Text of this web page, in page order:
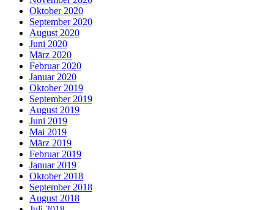
Oktober 2020
September 2020
August 2020
Juni 2020
März 2020
Februar 2020
Januar 2020
Oktober 2019
September 2019
August 2019
Juni 2019
Mai 2019
März 2019
Februar 2019
Januar 2019
Oktober 2018
September 2018
August 2018